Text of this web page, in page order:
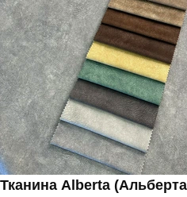
Тканина Alberta